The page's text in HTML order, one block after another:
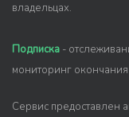
владельцах.
Подписка -
мониторинг
Сервис предоставлен